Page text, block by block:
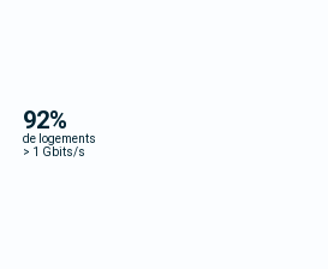
92%
de logements
> 1 Gbits/s